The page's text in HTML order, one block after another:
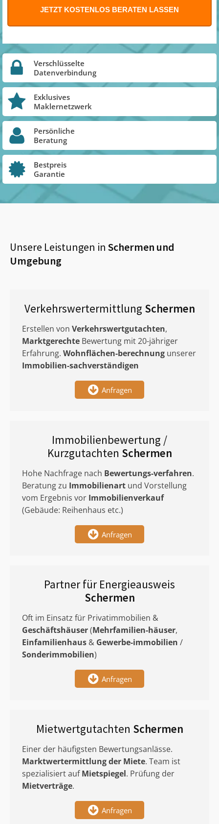
Verschlüsselte
Datenverbindung
Exklusives
Maklernetzwerk
Persönliche
Beratung
Bestpreis
Garantie
Unsere Leistungen in Schermen und
Umgebung
Verkehrswertermittlung Schermen
Erstellen von Verkehrswertgutachten,
Marktgerechte Bewertung mit 20-jähriger
Erfahrung. Wohnflächen-berechnung unserer
Immobilien-sachverständigen
Anfragen
Immobilienbewertung /
Kurzgutachten Schermen
Hohe Nachfrage nach Bewertungs-verfahren.
Beratung zu Immobilienart und Vorstellung
vom Ergebnis vor Immobilienverkauf
(Gebäude: Reihenhaus etc.)
Anfragen
Partner für Energieausweis
Schermen
Oft im Einsatz für Privatimmobilien &
Geschäftshäuser(Mehrfamilien-häuser,
Einfamilienhaus & Gewerbe-immobilien /
Sonderimmobilien)
Anfragen
Mietwertgutachten Schermen
Einer der häufigsten Bewertungsanlässe.
Marktwertermittlungder Miete. Team ist
spezialisiert aufMietspiegel. Prüfung der
Mietverträge.
Anfragen